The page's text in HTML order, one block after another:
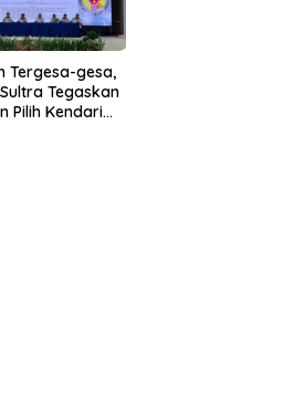
Tergesa-gesa,
Tegaskan
Pilih Kendari